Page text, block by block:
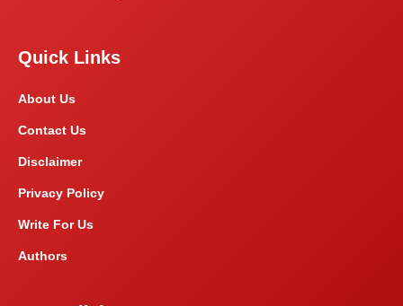
Quick Links
About Us
Contact Us
Disclaimer
Privacy Policy
Write For Us
Authors